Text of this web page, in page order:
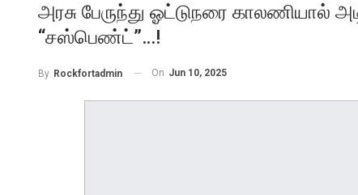
அரசு பேருந்து ஓட்டுநரை காலணியால்
“சஸ்பெண்ட்”…!
By Rockfortadmin On Jun 10, 2025